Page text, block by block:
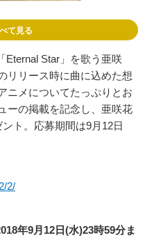
て見る
Star」を歌う亜咲
リリース時に曲に込めた想
ニメについてたっぷりとお
ーの掲載を記念し、亜咲花
ト。応募期間は9月12日
2/
年9月12日(水)23時59分ま